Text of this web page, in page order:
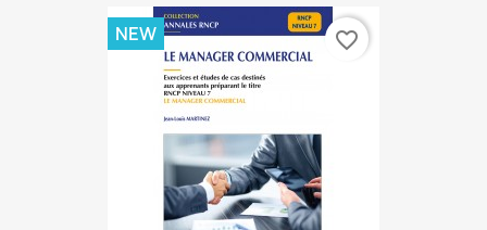
NEW favorite_border